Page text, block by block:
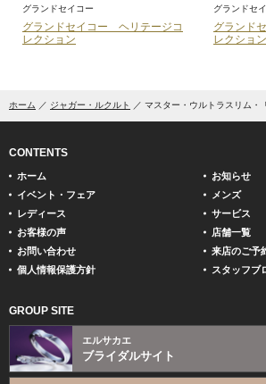
グランドセイコー
グランドセイコー ヘリテージコ
レクション
グランドセ
グランド
レクション
ホーム ジャガー・ルクルト マスター・ウルトラスリム・
CONTENTS
ホーム
お知らせ
イベント・フェア
メンズ
レディース
サービス
お客様の声
店舗一覧
お問い合わせ
来店のご予
個人情報保護方針
スタッフブ
GROUP SITE
エルサカエ
ブライダルサイト